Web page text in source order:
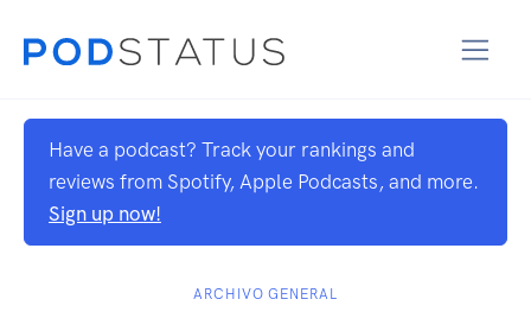
Have a podcast? Track your rankings and
reviews from Spotify, Apple Podcasts, and more.
Sign up now!
ARCHIVO GENERAL